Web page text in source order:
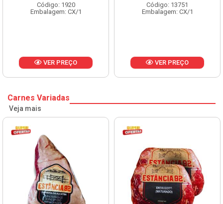
Código: 13751
Embalagem: CX/1
VER PREÇO
Código: 1785
Embalagem: KG/10
VER PREÇO
Carnes Variadas
Veja mais